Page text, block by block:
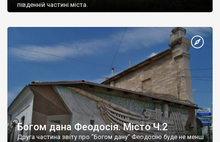
південній частині міста.
Богом дана Феодосія. Місто Ч.2
Друга частина звіту про "Богом дану" Феодосію буде не менш